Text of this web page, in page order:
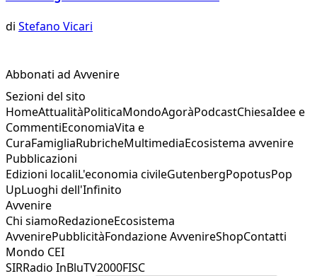
di Stefano Vicari
Abbonati ad Avvenire
Sezioni del sito
HomeAttualitàPoliticaMondoAgoràPodcastChiesaIdee e
CommentiEconomiaVita e
CuraFamigliaRubricheMultimediaEcosistema avvenire
Pubblicazioni
Edizioni localiL'economia civileGutenbergPopotusPop
UpLuoghi dell'Infinito
Avvenire
Chi siamoRedazioneEcosistema
AvvenirePubblicitàFondazione AvvenireShopContatti
Mondo CEI
SIRRadio InBluTV2000FISC